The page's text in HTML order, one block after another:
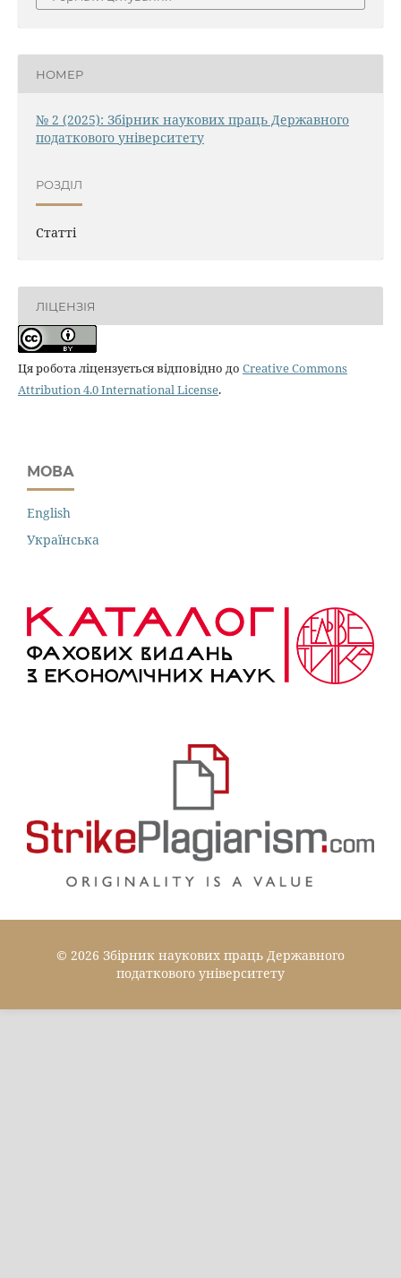
НОМЕР
№ 2 (2025): Збірник наукових праць Державного
податкового університету
РОЗДІЛ
Статті
ЛІЦЕНЗІЯ
Ця робота ліцензується відповідно до Creative Commons
Attribution 4.0 International License.
МОВА
English
Українська
© 2026 Збірник наукових праць Державного
податкового університету